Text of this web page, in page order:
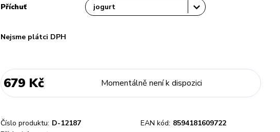
Příchuť
Nejsme plátci DPH
679 Kč Momentálně není k dispozici
Číslo produktu: D-12187 EAN kód: 8594181609722